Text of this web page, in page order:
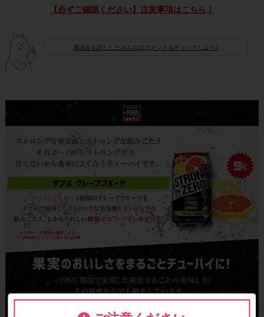
【必ずご確認ください】注意事項はこちら！
商品をお試ししたみんなのコメントもチェックしよう♪